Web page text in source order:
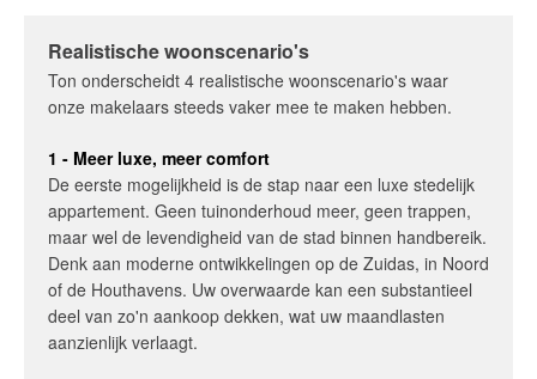
Realistische woonscenario's
Ton onderscheidt 4 realistische woonscenario's waar
onze makelaars steeds vaker mee te maken hebben.
1 - Meer luxe, meer comfort
De eerste mogelijkheid is de stap naar een luxe stedelijk
appartement. Geen tuinonderhoud meer, geen trappen,
maar wel de levendigheid van de stad binnen handbereik.
Denk aan moderne ontwikkelingen op de Zuidas, in Noord
of de Houthavens. Uw overwaarde kan een substantieel
deel van zo'n aankoop dekken, wat uw maandlasten
aanzienlijk verlaagt.